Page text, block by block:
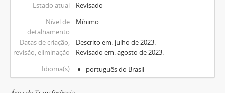
Estado atual
Revisado
Nível de
detalhamento
Mínimo
Datas de criação,
revisão, eliminação
Descrito em: julho de 2023.
Revisado em: agosto de 2023.
Idioma(s)
português do Brasil